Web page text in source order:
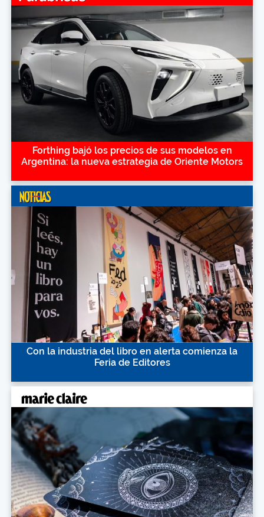
Forthing bajó los precios de sus modelos en
Argentina: la nueva estrategia de Oriente Motors
Con la industria del libro en alerta comienza la
Feria de Editores